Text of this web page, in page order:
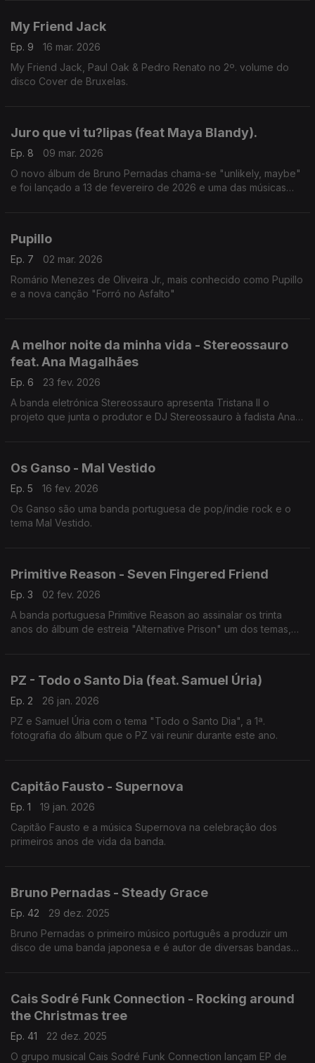
My Friend Jack
Ep. 9
16 mar. 2026
My Friend Jack, Paul Oak & Pedro Renato no 2º. volume do
disco Cover de Bruxelas.
Juro que vi tu?lipas (feat Maya Blandy).
Ep. 8
09 mar. 2026
O novo álbum de Bruno Pernadas chama-se "unlikely, maybe"
e foi lançado a 13 de fevereiro de 2026 e uma das músicas
Pupillo
Ep. 7
02 mar. 2026
Romário Menezes de Oliveira Jr., mais conhecido como Pupillo
e a nova canção "Forró no Asfalto"
A melhor noite da minha vida - Stereossauro
feat. Ana Magalhães
Ep. 6
23 fev. 2026
A banda eletrónica Stereossauro apresenta Tristana II o
projeto que junta o produtor e DJ Stereossauro à fadista Ana
Os Ganso - Mal Vestido
Ep. 5
16 fev. 2026
Os Ganso são uma banda portuguesa de pop/indie rock e o
tema Mal Vestido.
Primitive Reason - Seven Fingered Friend
Ep. 3
02 fev. 2026
A banda portuguesa Primitive Reason ao assinalar os trinta
anos do álbum de estreia "Alternative Prison" um dos temas,
PZ - Todo o Santo Dia (feat. Samuel Úria)
Ep. 2
26 jan. 2026
PZ e Samuel Úria com o tema "Todo o Santo Dia", a 1ª.
fotografia do álbum que o PZ vai reunir durante este ano.
Capitão Fausto - Supernova
Ep. 1
19 jan. 2026
Capitão Fausto e a música Supernova na celebração dos
primeiros anos de vida da banda.
Bruno Pernadas - Steady Grace
Ep. 42
29 dez. 2025
Bruno Pernadas o primeiro músico português a produzir um
disco de uma banda japonesa e é autor de diversas bandas
Cais Sodré Funk Connection - Rocking around
the Christmas tree
Ep. 41
22 dez. 2025
O grupo musical Cais Sodré Funk Connection lançam EP de